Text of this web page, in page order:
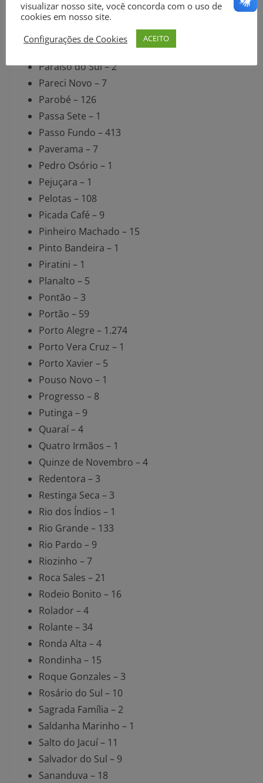
Panambi – 88
Pantano Grande – 10
Paraíso do Sul – 2
Pareci Novo – 7
Parobé – 126
Passa Sete – 1
Passo Fundo – 413
Paverama – 7
Pedro Osório – 1
Pejuçara – 1
Pelotas – 108
Picada Café – 9
Pinheiro Machado – 15
Pinto Bandeira – 1
Piratini – 1
Planalto – 5
Pontão – 3
Portão – 59
Porto Alegre – 1.274
Porto Vera Cruz – 1
Porto Xavier – 5
Pouso Novo – 1
Progresso – 8
Putinga – 9
Quaraí – 4
Quatro Irmãos – 1
Quinze de Novembro – 4
Redentora – 3
Restinga Seca – 3
Rio dos Índios – 1
Rio Grande – 133
Rio Pardo – 9
Riozinho – 7
Roca Sales – 21
Rodeio Bonito – 16
Rolador – 4
Rolante – 34
Ronda Alta – 4
Rondinha – 15
Roque Gonzales – 3
Rosário do Sul – 10
Sagrada Família – 2
Saldanha Marinho – 1
Salto do Jacuí – 11
Salvador do Sul – 9
Sananduva – 18
visualizar nosso site, você concorda com o uso de
cookies em nosso site.
Configurações de Cookies
ACEITO